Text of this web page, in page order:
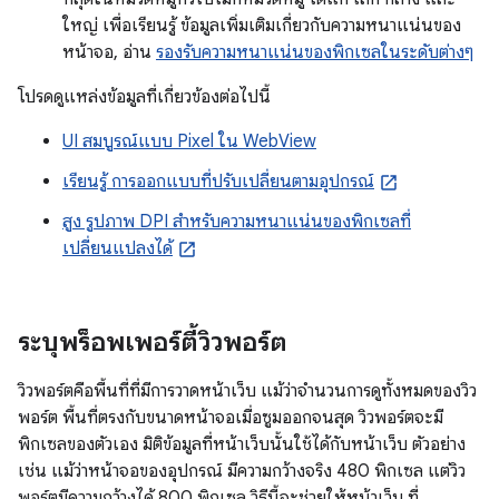
ใหญ่ เพื่อเรียนรู้ ข้อมูลเพิ่มเติมเกี่ยวกับความหนาแน่นของ
หน้าจอ, อ่าน รองรับความหนาแน่นของพิกเซลในระดับต่างๆ
โปรดดูแหล่งข้อมูลที่เกี่ยวข้องต่อไปนี้
UI สมบูรณ์แบบ Pixel ใน WebView
เรียนรู้ การออกแบบที่ปรับเปลี่ยนตามอุปกรณ์
สูง รูปภาพ DPI สำหรับความหนาแน่นของพิกเซลที่
เปลี่ยนแปลงได้
ระบุพร็อพเพอร์ตี้วิวพอร์ต
วิวพอร์ตคือพื้นที่ที่มีการวาดหน้าเว็บ แม้ว่าจำนวนการดูทั้งหมดของวิว
พอร์ต พื้นที่ตรงกับขนาดหน้าจอเมื่อซูมออกจนสุด วิวพอร์ตจะมี
พิกเซลของตัวเอง มิติข้อมูลที่หน้าเว็บนั้นใช้ได้กับหน้าเว็บ ตัวอย่าง
เช่น แม้ว่าหน้าจอของอุปกรณ์ มีความกว้างจริง 480 พิกเซล แต่วิว